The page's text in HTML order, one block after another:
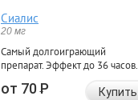
Сиалис
20 мг
Самый долгоиграющий
препарат. Эффект до 36 часов.
от 70Р Купить